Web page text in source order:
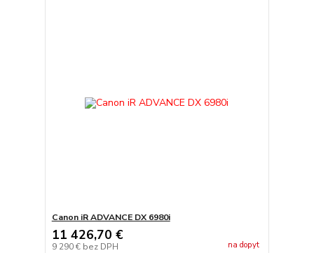
Canon iR ADVANCE DX 6980i
11 426,70 €
9 290 € bez DPH na dopyt